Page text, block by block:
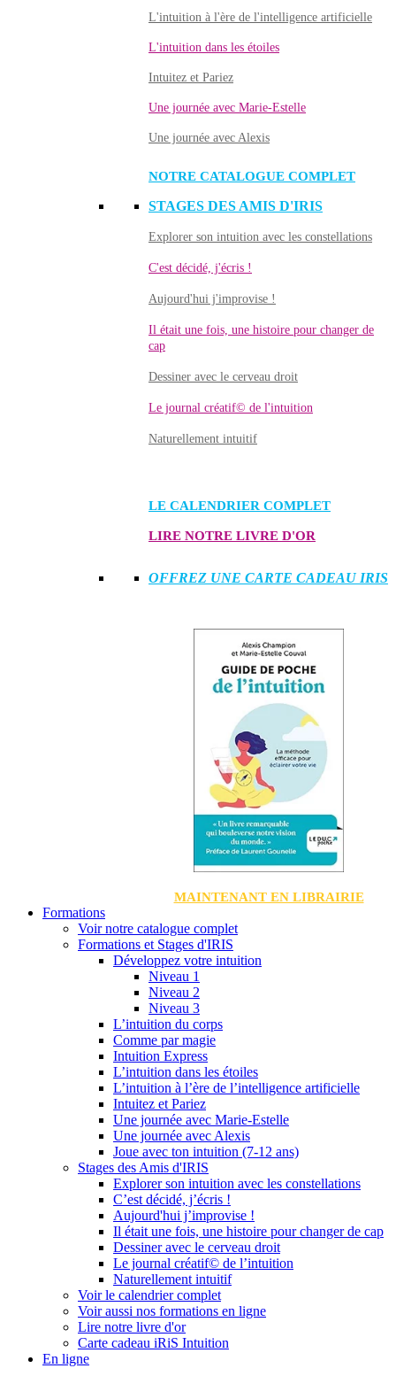
L'intuition à l'ère de l'intelligence artificielle
L'intuition dans les étoiles
Intuitez et Pariez
Une journée avec Marie-Estelle
Une journée avec Alexis
NOTRE CATALOGUE COMPLET
STAGES DES AMIS D'IRIS
Explorer son intuition avec les constellations
C'est décidé, j'écris !
Aujourd'hui j'improvise !
Il était une fois, une histoire pour changer de
cap
Dessiner avec le cerveau droit
Le journal créatif© de l'intuition
Naturellement intuitif
LE CALENDRIER COMPLET
LIRE NOTRE LIVRE D'OR
OFFREZ UNE CARTE CADEAU IRIS
MAINTENANT EN LIBRAIRIE
Formations
Voir notre catalogue complet
Formations et Stages d'IRIS
Développez votre intuition
Niveau 1
Niveau 2
Niveau 3
L’intuition du corps
Comme par magie
Intuition Express
L’intuition dans les étoiles
L’intuition à l’ère de l’intelligence artificielle
Intuitez et Pariez
Une journée avec Marie-Estelle
Une journée avec Alexis
Joue avec ton intuition (7-12 ans)
Stages des Amis d'IRIS
Explorer son intuition avec les constellations
C’est décidé, j’écris !
Aujourd'hui j’improvise !
Il était une fois, une histoire pour changer de cap
Dessiner avec le cerveau droit
Le journal créatif© de l’intuition
Naturellement intuitif
Voir le calendrier complet
Voir aussi nos formations en ligne
Lire notre livre d'or
Carte cadeau iRiS Intuition
En ligne